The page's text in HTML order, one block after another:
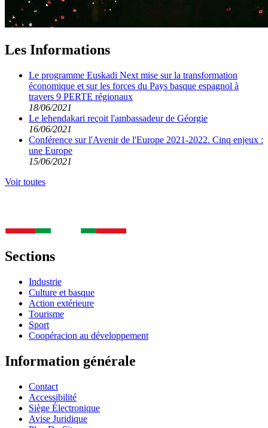
Les Informations
Le programme Euskadi Next mise sur la transformation
économique et sur les forces du Pays basque espagnol à
travers 9 PERTE régionaux
18/06/2021
Le lehendakari reçoit l'ambassadeur de Géorgie
16/06/2021
Conférence sur l'Avenir de l'Europe 2021-2022. Cinq enjeux :
une Europe
15/06/2021
Voir toutes
Sections
Industrie
Culture et basque
Action extérieure
Tourisme
Sport
Coopéracion au développement
Information générale
Contact
Accessibilité
Siège Électronique
Avise Juridique